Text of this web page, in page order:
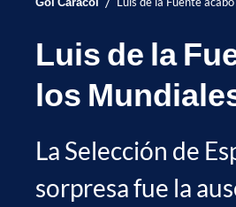
Luis de la
los
La Selección de
sorpresa fue la